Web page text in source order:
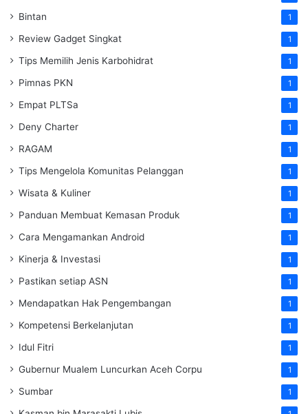
Bintan 1
Review Gadget Singkat 1
Tips Memilih Jenis Karbohidrat 1
Pimnas PKN 1
Empat PLTSa 1
Deny Charter 1
RAGAM 1
Tips Mengelola Komunitas Pelanggan 1
Wisata & Kuliner 1
Panduan Membuat Kemasan Produk 1
Cara Mengamankan Android 1
Kinerja & Investasi 1
Pastikan setiap ASN 1
Mendapatkan Hak Pengembangan 1
Kompetensi Berkelanjutan 1
Idul Fitri 1
Gubernur Mualem Luncurkan Aceh Corpu 1
Sumbar 1